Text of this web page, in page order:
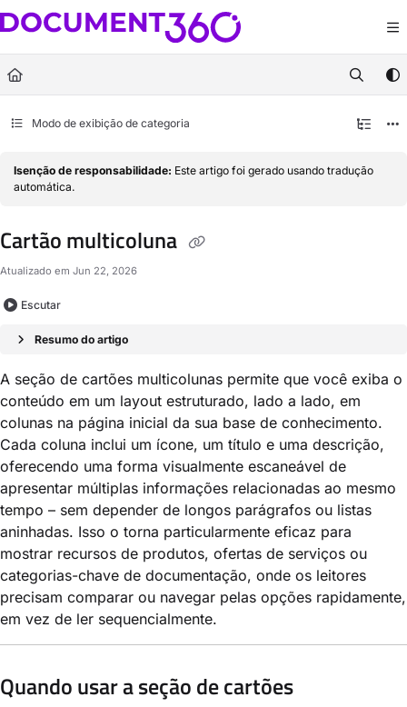
Documentation Index
Fetch the complete documentation index at:https://docs.document360.com/
Use this file to discover all available pages before exploring further.
Modo de exibição de categoria
Isenção de responsabilidade: Este artigo foi gerado usando tradução
automática.
Cartão multicoluna
Atualizado em Jun 22, 2026
Escutar
Resumo do artigo
A seção de cartões multicolunas permite que você exiba o
conteúdo em um layout estruturado, lado a lado, em
colunas na página inicial da sua base de conhecimento.
Cada coluna inclui um ícone, um título e uma descrição,
oferecendo uma forma visualmente escaneável de
apresentar múltiplas informações relacionadas ao mesmo
tempo – sem depender de longos parágrafos ou listas
aninhadas. Isso o torna particularmente eficaz para
mostrar recursos de produtos, ofertas de serviços ou
categorias-chave de documentação, onde os leitores
precisam comparar ou navegar pelas opções rapidamente,
em vez de ler sequencialmente.
Quando usar a seção de cartões